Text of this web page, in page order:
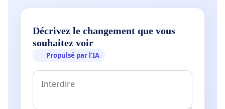
Décrivez le changement que vous
souhaitez voir
Propulsé par l’IA